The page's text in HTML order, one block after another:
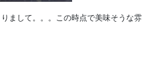
まして。。。この時点で美味そうな雰